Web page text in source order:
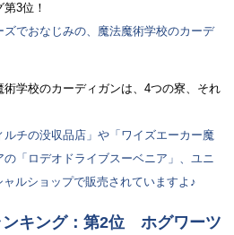
3位！
でおなじみの、魔法魔術学校のカーデ
学校のカーディガンは、4つの寮、それ
チの没収品店」や「ワイズエーカー魔
「ロデオドライブスーベニア」、ユニ
ルショップで販売されていますよ♪
ンキング：第2位 ホグワーツ